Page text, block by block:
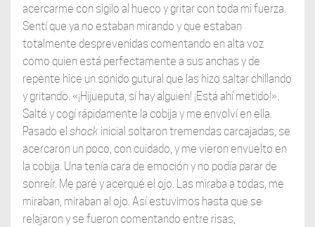
acercarme con sigilo al hueco y gritar con toda mi fuerza.
Sentí que ya no estaban mirando y que estaban
totalmente desprevenidas comentando en alta voz
como quien está perfectamente a sus anchas y de
repente hice un sonido gutural que las hizo saltar chillando
y gritando. «¡Hijueputa, sí hay alguien! ¡Está ahí metido!».
Salté y cogí rápidamente la cobija y me envolví en ella.
Pasado el shock inicial soltaron tremendas carcajadas, se
acercaron un poco, con cuidado, y me vieron envuelto en
la cobija. Una tenía cara de emoción y no podía parar de
sonreír. Me paré y acerqué el ojo. Las miraba a todas, me
miraban, miraban al ojo. Así estuvimos hasta que se
relajaron y se fueron comentando entre risas,